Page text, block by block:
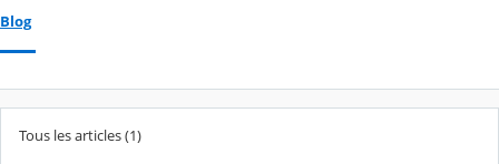
Blog
Tous les articles (1)